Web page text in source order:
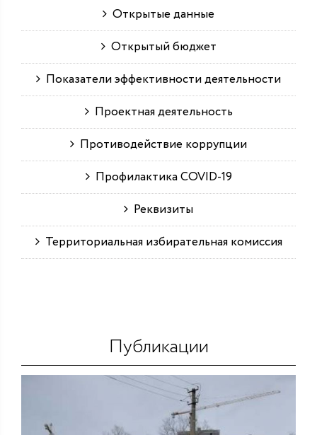
Открытые данные
Открытый бюджет
Показатели эффективности деятельности
Проектная деятельность
Противодействие коррупции
Профилактика COVID-19
Реквизиты
Территориальная избирательная комиссия
Публикации